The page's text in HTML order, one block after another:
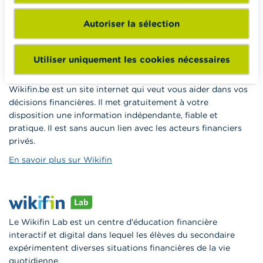
Autoriser la sélection
Utiliser uniquement les cookies nécessaires
à la consommation responsable en classe.
Vers Wikifin School
Wikifin.be est un site internet qui veut vous aider dans vos
décisions financières. Il met gratuitement à votre
disposition une information indépendante, fiable et
pratique. Il est sans aucun lien avec les acteurs financiers
privés.
En savoir plus sur Wikifin
Le Wikifin Lab est un centre d'éducation financière
interactif et digital dans lequel les élèves du secondaire
expérimentent diverses situations financières de la vie
quotidienne.